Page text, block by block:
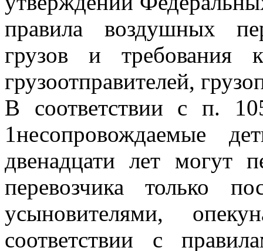
правила воздушных
грузов и требования
грузоотправителей,
В соответствии с п.
1несопровождаемые
двенадцати лет могут
перевозчика только
усыновителями,
соответствии с